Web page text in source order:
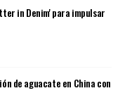
in Denim' para impulsar
de aguacate en China con